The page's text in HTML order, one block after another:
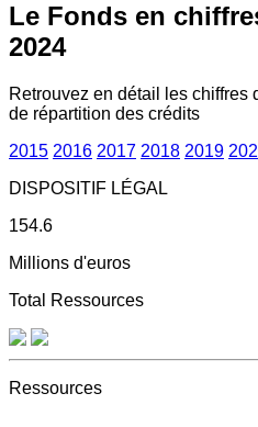
Le Fonds en
2024
Retrouvez en détail les chiffres
de répartition des crédits
2015 2016 2017 2018 2019
DISPOSITIF LÉGAL
154.6
Millions d'euros
Total Ressources
Ressources